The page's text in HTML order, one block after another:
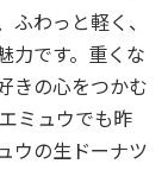
ふわっと軽く、
力です。重くな
きの心をつかむ
ミュウでも昨
ウの生ドーナツ